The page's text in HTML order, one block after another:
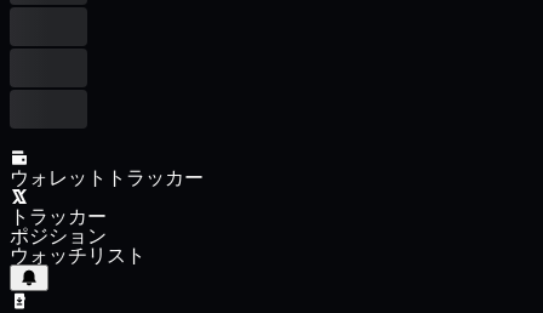
ウォレットトラッカー
トラッカー
ポジション
ウォッチリスト